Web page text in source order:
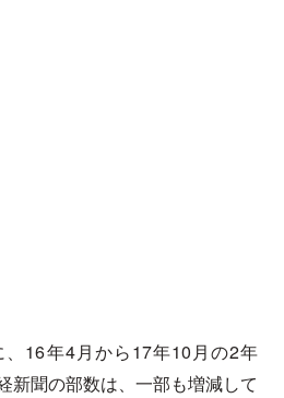
16年4月から17年10月の2年
新聞の部数は、一部も増減して